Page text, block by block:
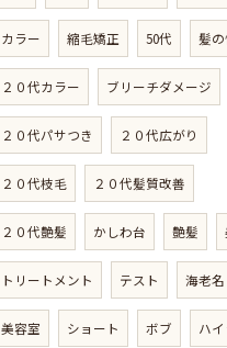
カラー 縮毛矯正 50代 髪
２０代カラー ブリーチダメージ
２０代パサつき ２０代広がり
２０代枝毛 ２０代髪質改善
２０代艶髪 かしわ台 艶髪
トリートメント テスト 海老名
美容室 ショート ボブ ハ